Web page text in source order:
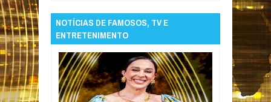
NOTÍCIAS DE FAMOSOS, TV E
ENTRETENIMENTO